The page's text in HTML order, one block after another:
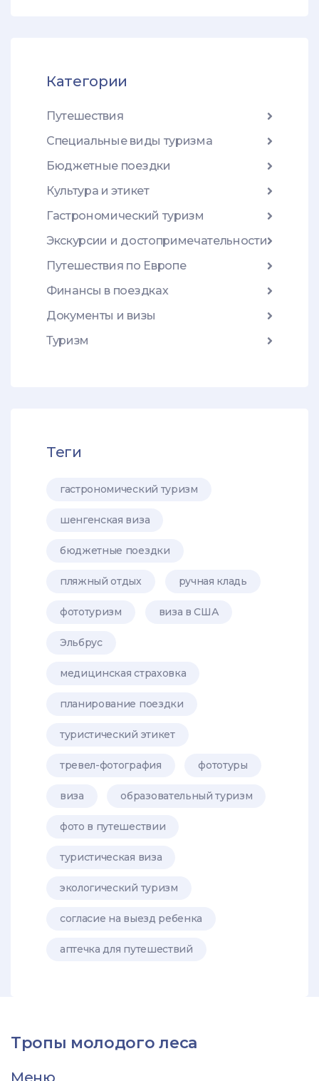
Категории
Путешествия
Специальные виды туризма
Бюджетные поездки
Культура и этикет
Гастрономический туризм
Экскурсии и достопримечательности
Путешествия по Европе
Финансы в поездках
Документы и визы
Туризм
Теги
гастрономический туризм
шенгенская виза
бюджетные поездки
пляжный отдых ручная кладь
фототуризм виза в США
Эльбрус
медицинская страховка
планирование поездки
туристический этикет
тревел-фотография фототуры
виза образовательный туризм
фото в путешествии
туристическая виза
экологический туризм
согласие на выезд ребенка
аптечка для путешествий
Тропы молодого леса
Меню